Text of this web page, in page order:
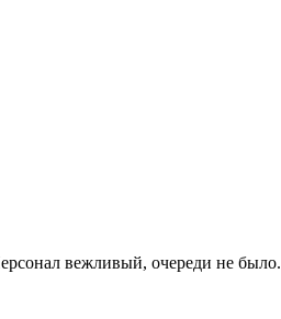
вежливый, очереди не было.